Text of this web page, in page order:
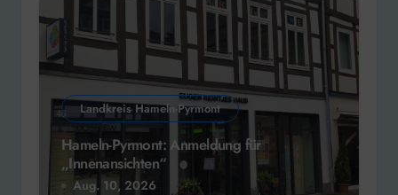
Landkreis Hameln-Pyrmont
Hameln-Pyrmont: Anmeldung für
„Innenansichten“
Aug. 10, 2026